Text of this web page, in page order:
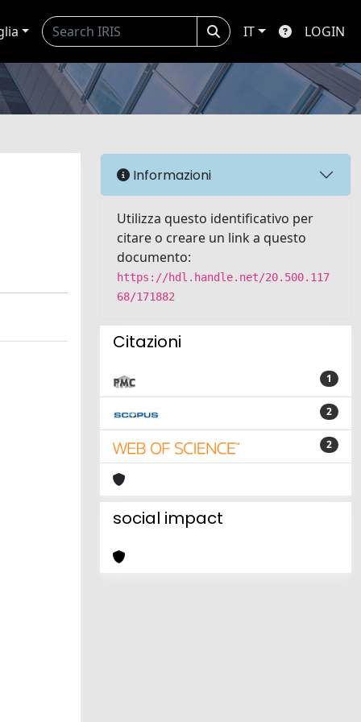
IT LOGIN
Informazioni
Utilizza questo identificativo per
citare o creare un link a questo
documento:
https://hdl.handle.net/20.500.117
68/171882
Citazioni
1
2
2
social impact